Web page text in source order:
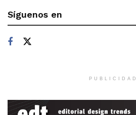
Síguenos en
PUBLICIDAD